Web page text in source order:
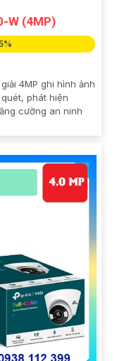
W (4MP)
4MP ghi hình ảnh
phát hiện
cường an ninh